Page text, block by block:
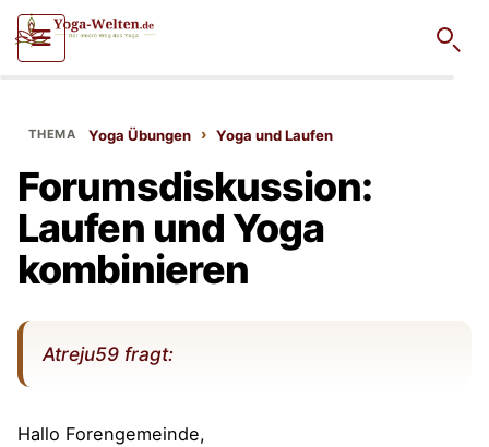
Yoga Übungen › Yoga und Laufen
Forumsdiskussion:
Laufen und Yoga
kombinieren
Atreju59 fragt:
Hallo Forengemeinde,